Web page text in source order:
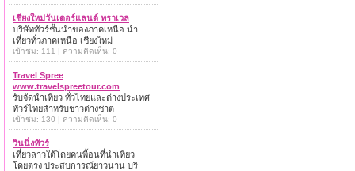
เชียงใหม่วันเดอร์แลนด์ ทราเวล
บริษัททัวร์ชั้นนำของภาคเหนือ นำ
เที่ยวทั่วภาคเหนือ เชียงใหม่
เข้าชม: 111 | ความคิดเห็น: 0
Travel Spree
www.travelspreetour.com
รับจัดนำเที่ยว ทั่วไทยและต่างประเทศ
ทัวร์ไทยสำหรับชาวต่างชาต
เข้าชม: 130 | ความคิดเห็น: 0
วินนิ่งทัวร์
เที่ยวลาวใต้โดยคนพื้อนที่นำเที่ยว
โดยตรง ประสบการณ์ยาวนาน บริ